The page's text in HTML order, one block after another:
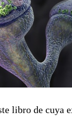
libro de cuya